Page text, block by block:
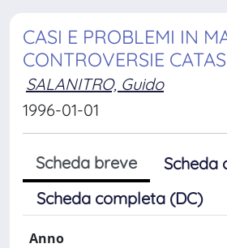
CASI E PROBLEMI IN
CONTROVERSIE
SALANITRO, Guido
1996-01-01
Scheda breve
Scheda
Scheda completa (DC)
Anno